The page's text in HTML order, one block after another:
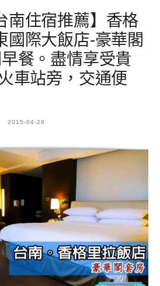
南住宿推薦】香格
國際大飯店-豪華閣
餐。盡情享受貴
車站旁，交通便
2015-04-28